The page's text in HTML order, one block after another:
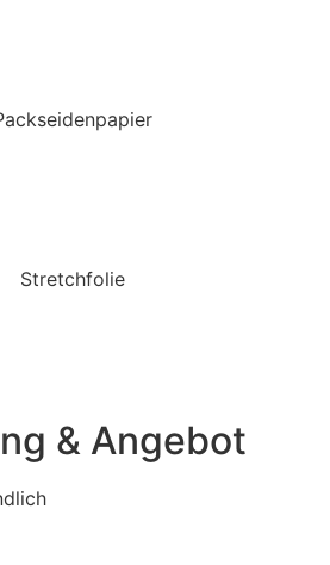
& Angebot